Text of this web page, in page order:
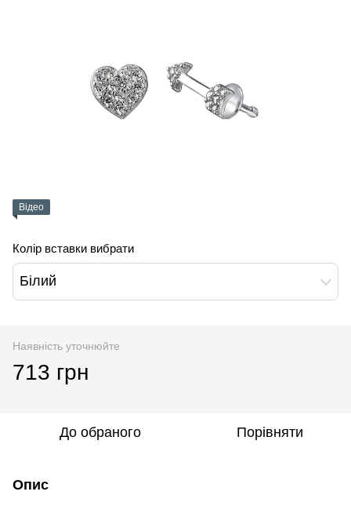
Відео
Колір вставки вибрати
Білий
Наявність уточнюйте
713 грн
До обраного Порівняти
Опис